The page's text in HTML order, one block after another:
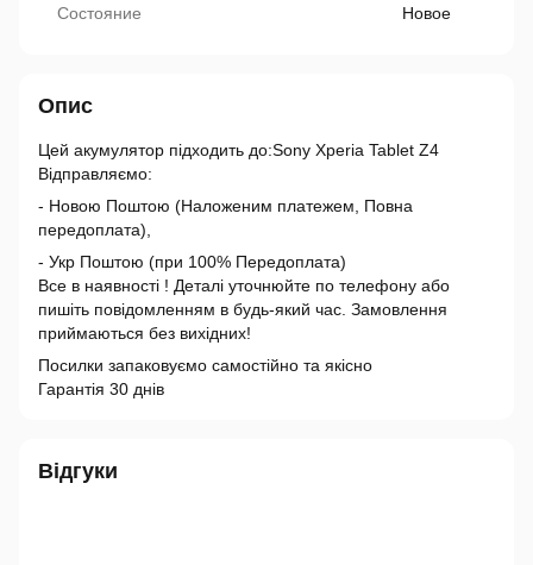
Состояние Новое
Опис
Цей акумулятор підходить до:Sony Xperia Tablet Z4
Відправляємо:
- Новою Поштою (Наложеним платежем, Повна
передоплата),
- Укр Поштою (при 100% Передоплата)
Все в наявності ! Деталі уточнюйте по телефону або
пишіть повідомленням в будь-який час. Замовлення
приймаються без вихідних!
Посилки запаковуємо самостійно та якісно
Гарантія 30 днів
Відгуки